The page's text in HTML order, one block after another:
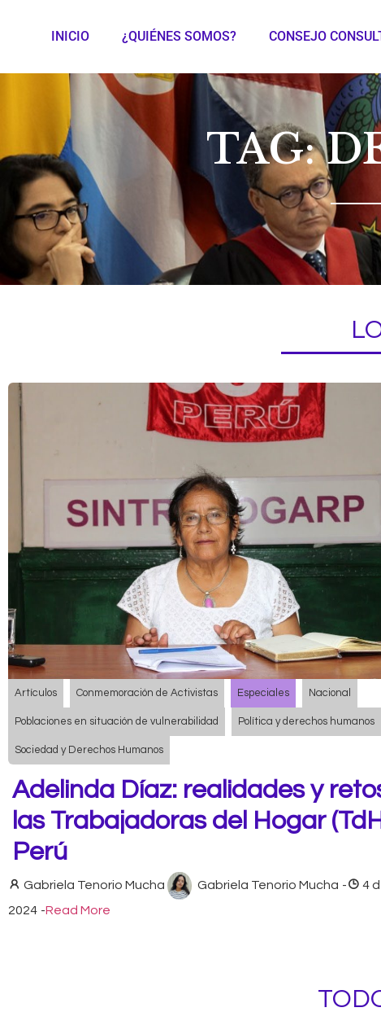
INICIO ¿QUIÉNES SOMOS? CONSEJO
TAG:
Artículos Conmemoración de Activistas Especiales Nacional
Poblaciones en situación de vulnerabilidad Política y derechos humanos
Sociedad y Derechos Humanos
Adelinda Díaz: realidades y
las Trabajadoras del Hogar
Perú
Gabriela Tenorio Mucha Gabriela Tenorio Mucha -
4
2024 -Read More